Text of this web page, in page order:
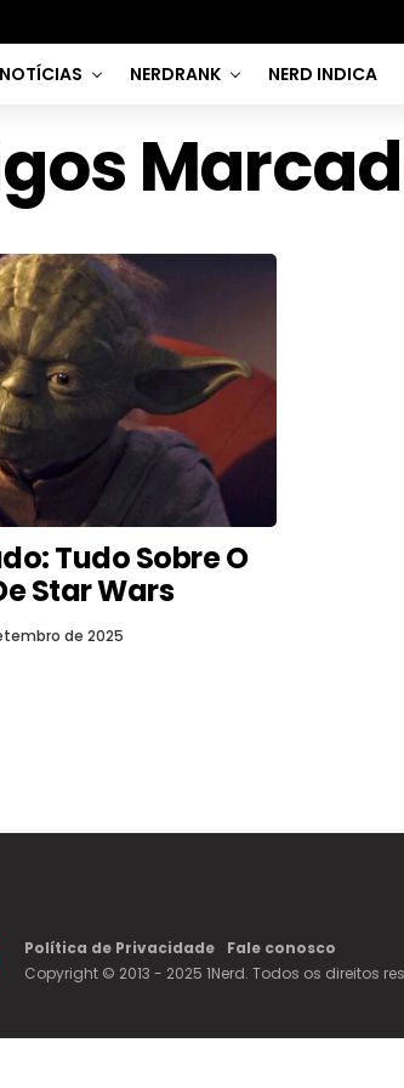
NOTÍCIAS NERDRANK NERD INDICA
Tudo Sobre O
Star Wars
de 2025
Política de Privacidade
Fale conosco
Copyright © 2013 - 2025 1Nerd. Todos os direitos